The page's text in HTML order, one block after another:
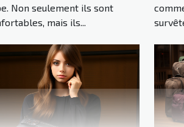
Non seulement ils sont
mais ils...